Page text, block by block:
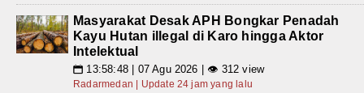
Masyarakat Desak APH Bongkar Penadah
Kayu Hutan illegal di Karo hingga Aktor
Intelektual
📅 13:58:48 | 07 Agu 2026 | 👁 312 view
Radarmedan | Update 24 jam yang lalu